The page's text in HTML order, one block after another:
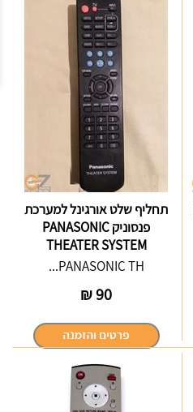
תחליף שלט אורגינל למערכת
פנסוניק PANASONIC
THEATER SYSTEM
PANASONIC TH...
90
₪